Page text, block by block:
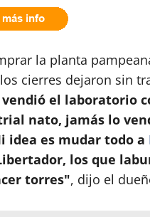
la planta
cierres dejaron sin
el laboratorio
nato, jamás lo
idea es mudar todo a
los que
torres", dijo el